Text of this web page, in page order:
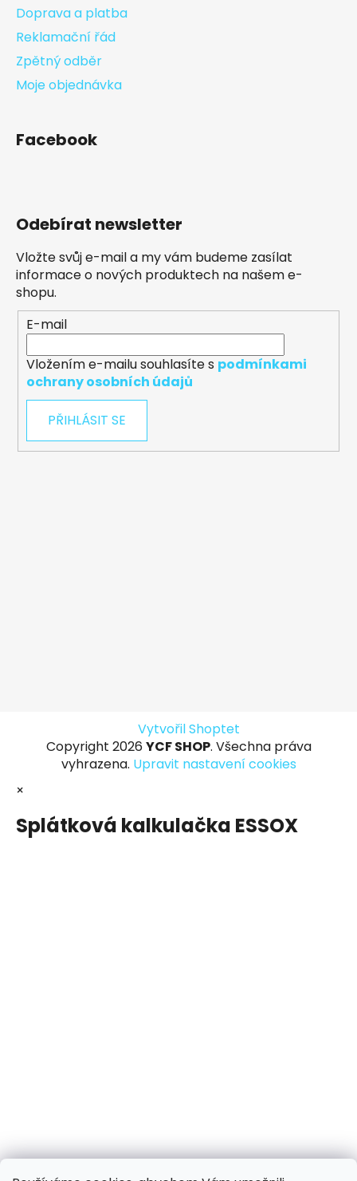
Doprava a platba
Reklamační řád
Zpětný odběr
Moje objednávka
Facebook
Odebírat newsletter
Vložte svůj e-mail a my vám budeme zasílat
informace o nových produktech na našem e-
shopu.
E-mail
Vložením e-mailu souhlasíte s podmínkami
ochrany osobních údajů
PŘIHLÁSIT SE
Vytvořil Shoptet
Copyright 2026 YCF SHOP. Všechna práva
vyhrazena. Upravit nastavení cookies
×
Splátková kalkulačka ESSOX